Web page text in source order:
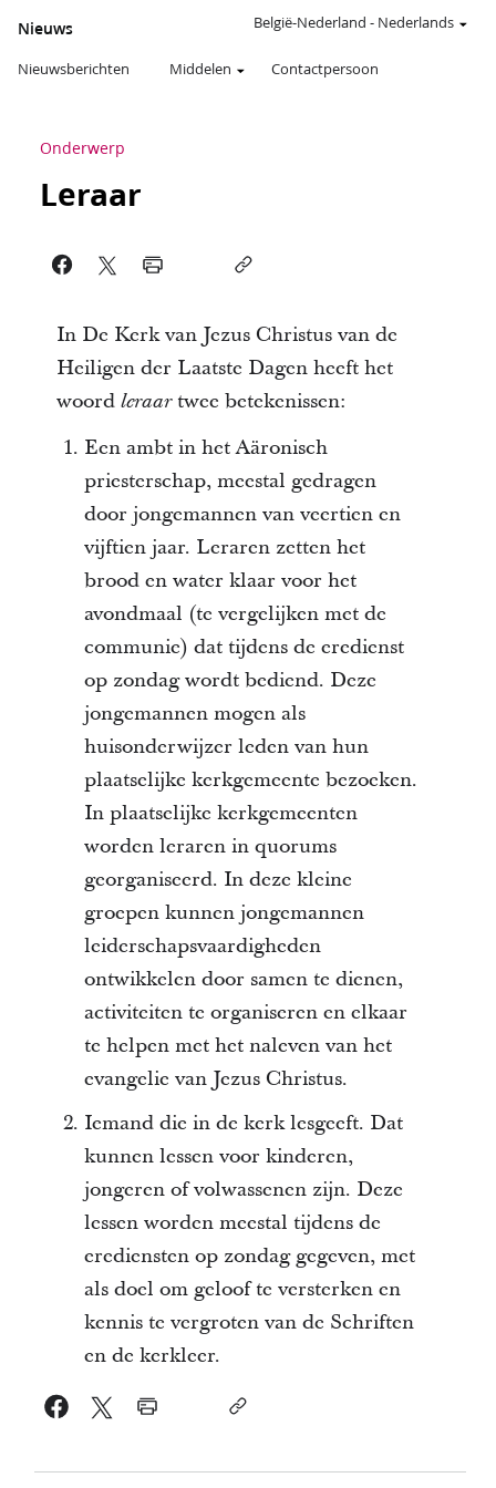
Nieuws
Nieuwsberichten Middelen Contactpersoon
België-Nederland - Nederlands
Onderwerp
Leraar
In De Kerk van Jezus Christus van de
Heiligen der Laatste Dagen heeft het
woord leraartwee betekenissen:
Een ambt in het Aäronisch
priesterschap, meestal gedragen
door jongemannen van veertien en
vijftien jaar. Leraren zetten het
brood en water klaar voor het
avondmaal (te vergelijken met de
communie) dat tijdens de eredienst
op zondag wordt bediend. Deze
jongemannen mogen als
huisonderwijzer leden van hun
plaatselijke kerkgemeente bezoeken.
In plaatselijke kerkgemeenten
worden leraren in quorums
georganiseerd. In deze kleine
groepen kunnen jongemannen
leiderschapsvaardigheden
ontwikkelen door samen te dienen,
activiteiten te organiseren en elkaar
te helpen met het naleven van het
evangelie van Jezus Christus.
Iemand die in de kerk lesgeeft. Dat
kunnen lessen voor kinderen,
jongeren of volwassenen zijn. Deze
lessen worden meestal tijdens de
erediensten op zondag gegeven, met
als doel om geloof te versterken en
kennis te vergroten van de Schriften
en de kerkleer.